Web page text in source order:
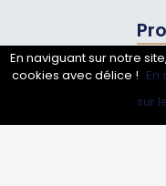
Annuaire Pro
En naviguant sur notre
cookies avec délice ! En
sur